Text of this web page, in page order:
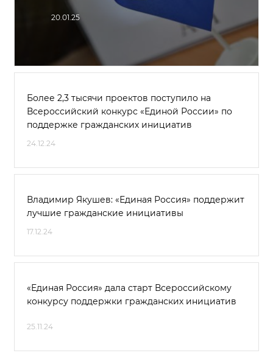
20.01.25
Более 2,3 тысячи проектов поступило на
Всероссийский конкурс «Единой России» по
поддержке гражданских инициатив
24.12.24
Владимир Якушев: «Единая Россия» поддержит
лучшие гражданские инициативы
17.12.24
«Единая Россия» дала старт Всероссийскому
конкурсу поддержки гражданских инициатив
25.11.24